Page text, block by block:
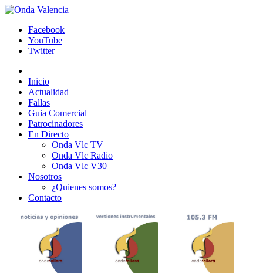
Facebook
YouTube
Twitter
Inicio
Actualidad
Fallas
Guia Comercial
Patrocinadores
En Directo
Onda Vlc TV
Onda Vlc Radio
Onda Vlc V30
Nosotros
¿Quienes somos?
Contacto